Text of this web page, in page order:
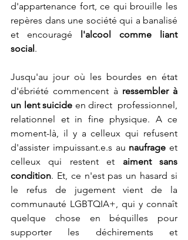
d'appartenance fort, ce qui brouille les
repères dans une société qui a banalisé
et encouragé l'alcool comme liant
social .
Jusqu'au jour où les bourdes en état
d'ébriété commencent à ressembler à
un lent suicide en direct  professionnel,
relationnel et in fine physique. A ce
moment-là, il y a celleux qui refusent
d'assister impuissant.e.s au naufrage et
celleux qui restent et aiment sans
condition. Et, ce n'est pas un hasard si
le refus de jugement vient de la
communauté LGBTQIA+, qui y connaît
quelque chose en béquilles pour